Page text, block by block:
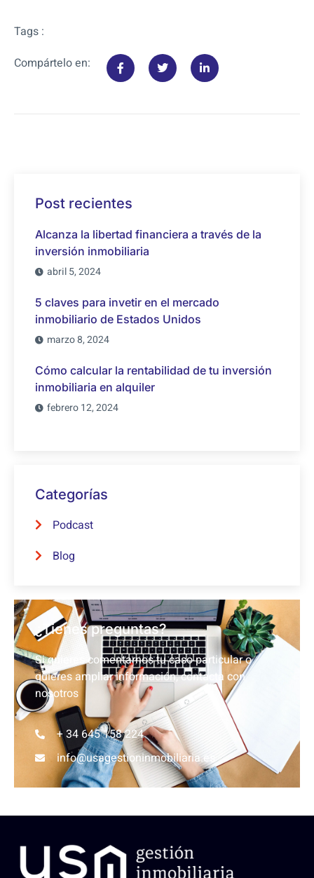
Tags :
Compártelo en:
Post recientes
Alcanza la libertad financiera a través de la
inversión inmobiliaria
abril 5, 2024
5 claves para invetir en el mercado
inmobiliario de Estados Unidos
marzo 8, 2024
Cómo calcular la rentabilidad de tu inversión
inmobiliaria en alquiler
febrero 12, 2024
Categorías
Podcast
Blog
¿Tienes preguntas?
Si quieres comentarnos tu caso particular o
quieres ampliar información, contacta con
nosotros
+ 34 645 158 224
info@usagestioninmobiliaria.es